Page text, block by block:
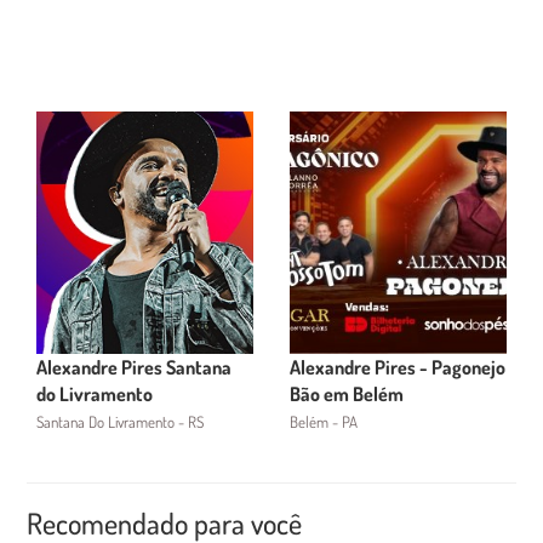
Alexandre Pires Santana
do Livramento
Santana Do Livramento - RS
Alexandre Pires - Pagonejo
Bão em Belém
Belém - PA
Recomendado para você